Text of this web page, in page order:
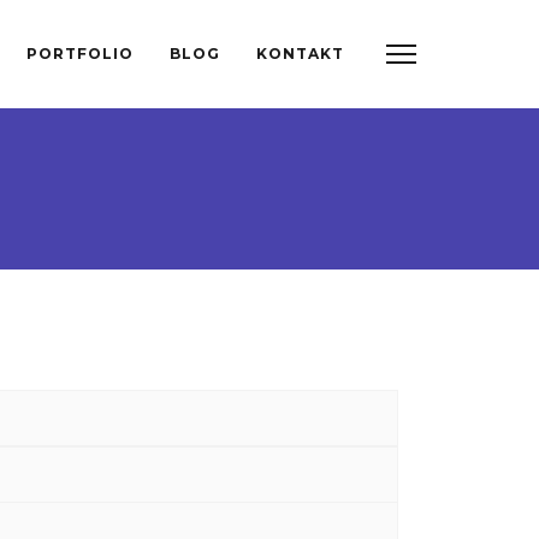
PORTFOLIO BLOG KONTAKT